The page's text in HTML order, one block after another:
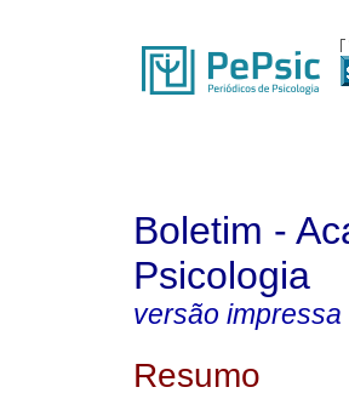
Boletim -
Psicologia
versão impressa
Resumo